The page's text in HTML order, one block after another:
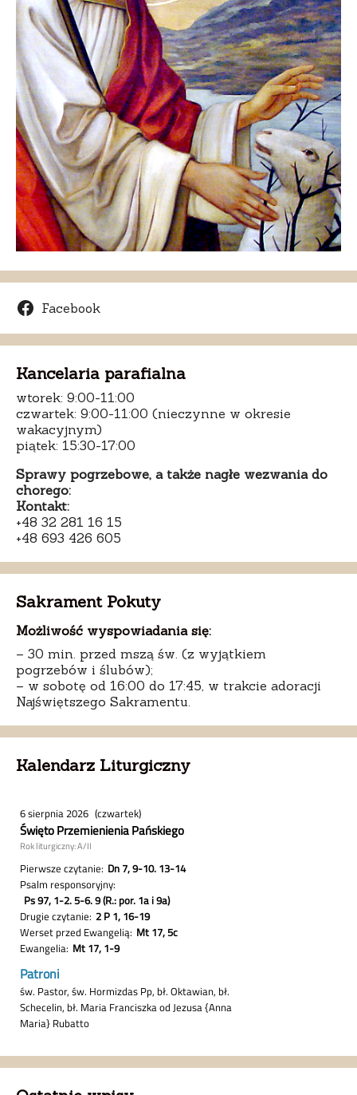
Facebook
Kancelaria parafialna
wtorek: 9:00-11:00
czwartek: 9:00-11:00 (nieczynne w okresie
wakacyjnym)
piątek: 15:30-17:00
Sprawy pogrzebowe, a także nagłe wezwania do
chorego:
Kontakt:
+48 32 281 16 15
+48 693 426 605
Sakrament Pokuty
Możliwość wyspowiadania się:
– 30 min. przed mszą św. (z wyjątkiem
pogrzebów i ślubów);
– w sobotę od 16:00 do 17:45, w trakcie adoracji
Najświętszego Sakramentu.
Kalendarz Liturgiczny